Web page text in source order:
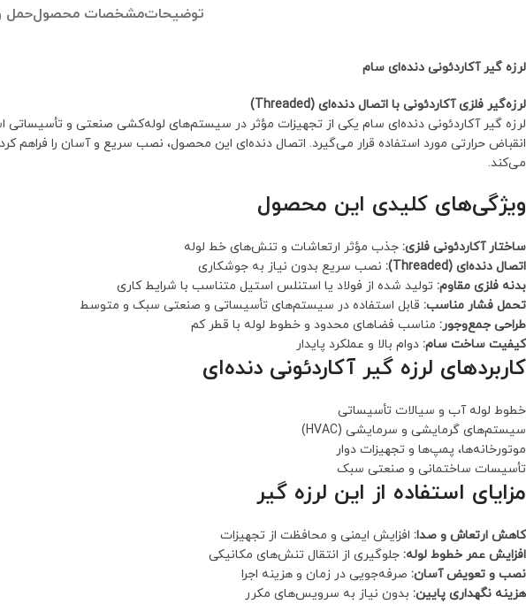
توضیحاتمشخصات محصولحمل
لرزه گیر آکاردئونی دنده‌ای سام
لرزه‌گیر فلزی آکاردئونی با اتصال دنده‌ای (Threaded)
لرزه گیر آکاردئونی دنده‌ای سام یکی از تجهیزات مؤثر در سیستم‌های لوله‌کشی صنعتی و
انقباض حرارتی مورد استفاده قرار می‌گیرد. اتصال دنده‌ای این محصول، نصب سریع و آسان را فراهم
می‌کند.
ویژگی‌های کلیدی این محصول
ساختار آکاردئونی فلزی: جذب مؤثر ارتعاشات و تنش‌های خط لوله
اتصال دنده‌ای (Threaded):
نصب سریع بدون نیاز به جوشکاری
بدنه فلزی مقاوم: تولید شده از فولاد یا استنلس استیل متناسب با شرایط کاری
تحمل فشار مناسب: قابل استفاده در سیستم‌های تأسیساتی و صنعتی سبک و متوسط
طراحی جمع‌وجور: مناسب فضاهای محدود و خطوط لوله با قطر کم
کیفیت ساخت سام: دوام بالا و عملکرد پایدار
کاربردهای لرزه گیر آکاردئونی دنده‌ای
خطوط لوله آب و سیالات تأسیساتی
سیستم‌های گرمایشی و سرمایشی (HVAC)
موتورخانه‌ها، پمپ‌ها و تجهیزات دوار
تأسیسات ساختمانی و صنعتی سبک
مزایای استفاده از این لرزه گیر
کاهش ارتعاش و صدا: افزایش ایمنی و محافظت از تجهیزات
افزایش عمر خطوط لوله: جلوگیری از انتقال تنش‌های مکانیکی
نصب و تعویض آسان: صرفه‌جویی در زمان و هزینه اجرا
هزینه نگهداری پایین: بدون نیاز به سرویس‌های مکرر